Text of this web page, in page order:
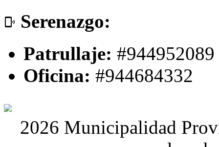
phonelink_ring Serenazgo:
Patrullaje: #944952089
Oficina: #944684332
2026 Municipalidad